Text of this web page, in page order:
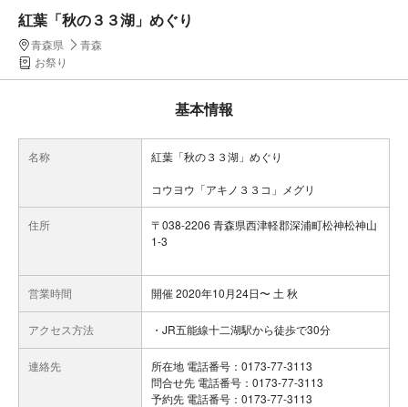
紅葉「秋の３３湖」めぐり
青森県
青森
お祭り
基本情報
名称 紅葉「秋の３３湖」めぐり
コウヨウ「アキノ３３コ」メグリ
住所
〒038-2206 青森県西津軽郡深浦町松神松神山
1-3
営業時間 開催 2020年10月24日〜 土 秋
アクセス方法 ・JR五能線十二湖駅から徒歩で30分
連絡先
所在地 電話番号：0173-77-3113
問合せ先 電話番号：0173-77-3113
予約先 電話番号：0173-77-3113